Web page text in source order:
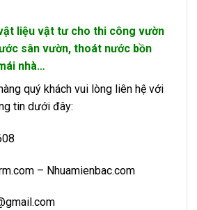
liệu vật tư cho thi công vườn
sân vườn, thoát nước bồn
nhà…
quý khách vui lòng liên hệ với
tin dưới đây:
– Nhuamienbac.com